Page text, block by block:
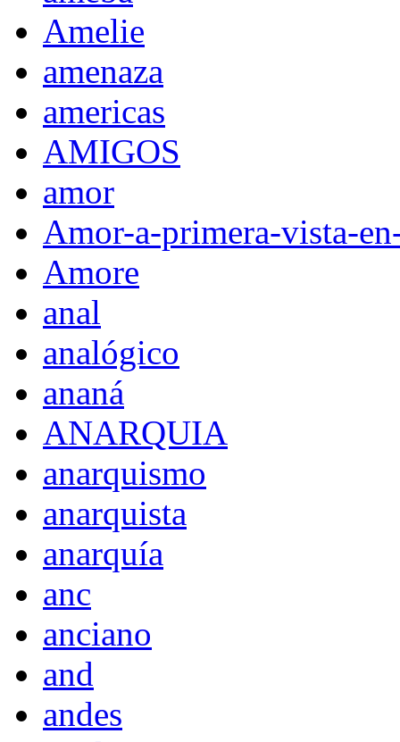
Amelie
amenaza
americas
AMIGOS
amor
Amor-a-primera-vista-
Amore
anal
analógico
ananá
ANARQUIA
anarquismo
anarquista
anarquía
anc
anciano
and
andes